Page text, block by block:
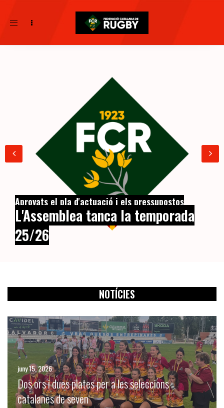
Toggle
Aprovats el pla d'actuació i els pressupostos
L'Assemblea tanca la temporada
25/26
NOTÍCIES
juny 15, 2026
Dos ors i dues plates per a les seleccions
catalanes de seven